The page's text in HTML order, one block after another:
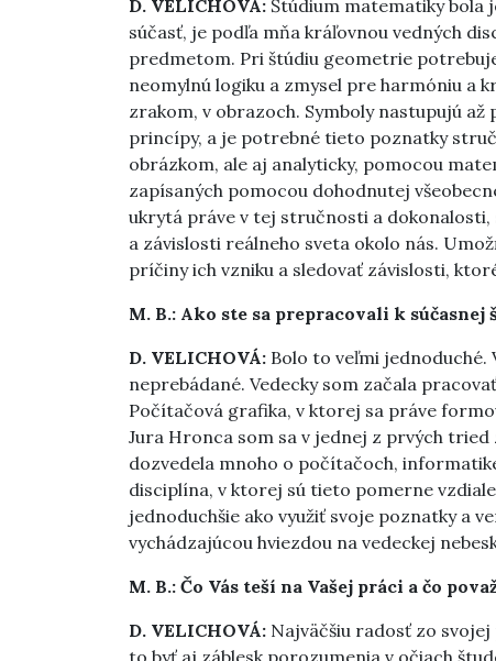
D. VELICHOVÁ: Štúdium matematiky bola
súčasť, je podľa mňa kráľovnou vedných
predmetom. Pri štúdiu geometrie
neomylnú logiku a zmysel pre harmóniu a
zrakom, v obrazoch. Symboly nastupujú
princípy, a je potrebné tieto poznatky
obrázkom, ale aj analyticky, pomocou
zapísaných pomocou dohodnutej
ukrytá práve v tej stručnosti a dokonalosti,
a závislosti reálneho sveta okolo nás.
príčiny ich vzniku a sledovať závislosti,
M. B.: Ako ste sa prepracovali k súčasnej
D. VELICHOVÁ: Bolo to veľmi jednoduché.
neprebádané. Vedecky som začala
Počítačová grafika, v ktorej sa práve
Jura Hronca som sa v jednej z prvých
dozvedela mnoho o počítačoch,
disciplína, v ktorej sú tieto pomerne
jednoduchšie ako využiť svoje poznatky a
vychádzajúcou hviezdou na vedeckej
M. B.: Čo Vás teší na Vašej práci a čo
D. VELICHOVÁ: Najväčšiu radosť zo
to byť aj záblesk porozumenia v očiach